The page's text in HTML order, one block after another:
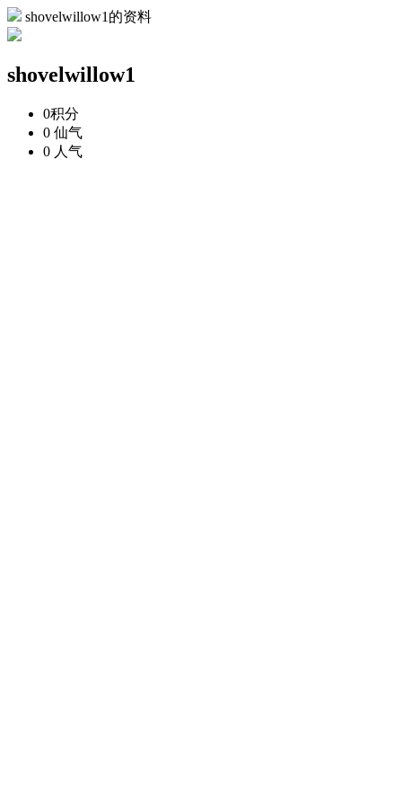
shovelwillow1的资料
shovelwillow1
0积分
0 仙气
0 人气